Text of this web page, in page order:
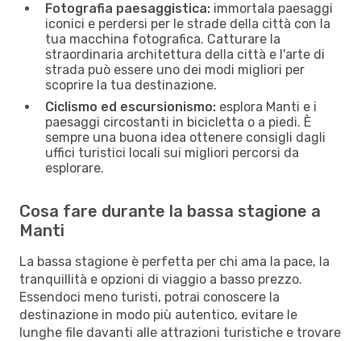
Fotografia paesaggistica: immortala paesaggi
iconici e perdersi per le strade della città con la
tua macchina fotografica. Catturare la
straordinaria architettura della città e l'arte di
strada può essere uno dei modi migliori per
scoprire la tua destinazione.
Ciclismo ed escursionismo: esplora Manti e i
paesaggi circostanti in bicicletta o a piedi. È
sempre una buona idea ottenere consigli dagli
uffici turistici locali sui migliori percorsi da
esplorare.
Cosa fare durante la bassa stagione a
Manti
La bassa stagione è perfetta per chi ama la pace, la
tranquillità e opzioni di viaggio a basso prezzo.
Essendoci meno turisti, potrai conoscere la
destinazione in modo più autentico, evitare le
lunghe file davanti alle attrazioni turistiche e trovare